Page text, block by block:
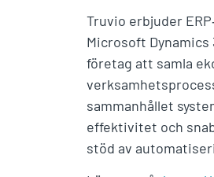
Truvio erbjuder
Microsoft Dynamics
företag att samla
sammanhållet
effektivitet och
stöd av